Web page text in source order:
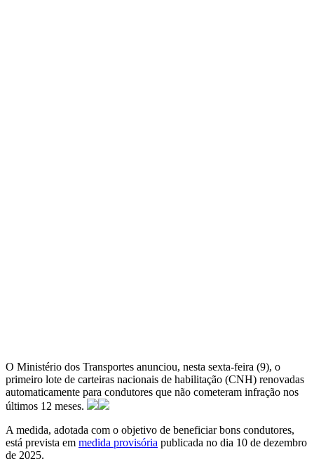
O Ministério dos Transportes anunciou, nesta sexta-feira (9), o
primeiro lote de carteiras nacionais de habilitação (CNH) renovadas
automaticamente para condutores que não cometeram infração nos
últimos 12 meses.
A medida, adotada com o objetivo de beneficiar bons condutores,
está prevista em medida provisória publicada no dia 10 de dezembro
de 2025.